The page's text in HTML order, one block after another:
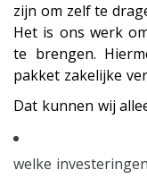
zijn om zelf te
Het is ons werk
te brengen.
pakket zakelijke
Dat kunnen wij
welke